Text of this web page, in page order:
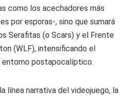
como los acechadores más
por esporas-, sino que sumará
Serafitas (o Scars) y el Frente
(WLF), intensificando el
postapocalíptico.
línea narrativa del videojuego, la